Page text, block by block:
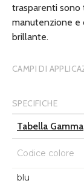
trasparenti
manutenzione e
brillante.
CAMPI DI
SPECIFICHE
Tabella Gamma
Codice colore
blu